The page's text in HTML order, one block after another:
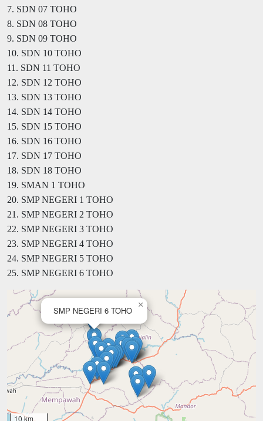
7. SDN 07 TOHO
8. SDN 08 TOHO
9. SDN 09 TOHO
10. SDN 10 TOHO
11. SDN 11 TOHO
12. SDN 12 TOHO
13. SDN 13 TOHO
14. SDN 14 TOHO
15. SDN 15 TOHO
16. SDN 16 TOHO
17. SDN 17 TOHO
18. SDN 18 TOHO
19. SMAN 1 TOHO
20. SMP NEGERI 1 TOHO
21. SMP NEGERI 2 TOHO
22. SMP NEGERI 3 TOHO
23. SMP NEGERI 4 TOHO
24. SMP NEGERI 5 TOHO
25. SMP NEGERI 6 TOHO
SMP NEGERI 6 TOHO
×
10 km